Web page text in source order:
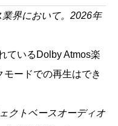
界において。2026年
ているDolby Atmos楽
ードでの再生はでき
クトベースオーディオ